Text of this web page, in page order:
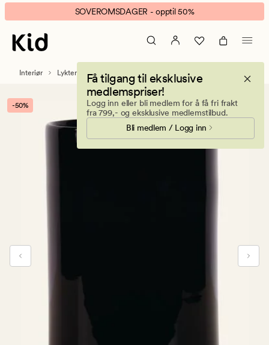
Dark
tower
lyslykt
mørk
banner.
Klikk
ESCAPE
pause.
SOVEROMSDAGER - opptil 50%
Få tilgang til eksklusive
medlemspriser!
Logg inn eller bli medlem for å få fri frakt
fra 799,- og eksklusive medlemstilbud.
Bli medlem / Logg inn
Interiør Lykter
-50%